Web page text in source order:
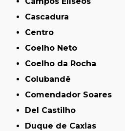
Cascadura
Centro
Coelho Neto
Coelho da Rocha
Colubandê
Comendador Soares
Del Castilho
Duque de Caxias